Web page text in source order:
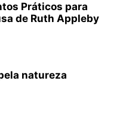
Práticos para
de Ruth Appleby
natureza